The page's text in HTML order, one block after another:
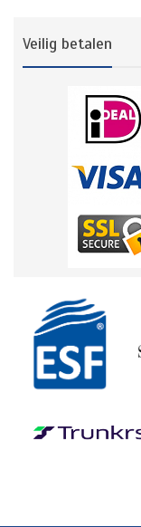
Veilig betalen